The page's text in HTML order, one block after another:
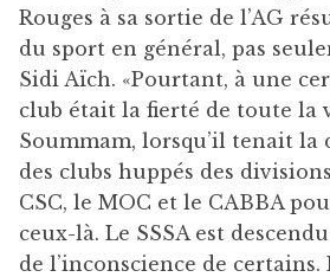
Rouges à sa sortie de l’AG
du sport en général, pas
Sidi Aïch. «Pourtant, à une
club était la fierté de toute la
Soummam, lorsqu’il tenait la
des clubs huppés des
CSC, le MOC et le CABBA
ceux-là. Le SSSA est
de l’inconscience de certains.